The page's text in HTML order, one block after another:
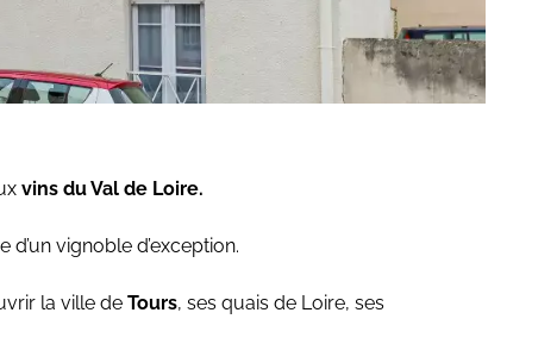
vins du Val de Loire.
vignoble d’exception.
la ville de Tours, ses quais de Loire, ses